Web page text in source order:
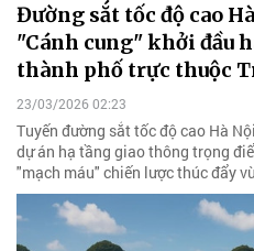
Đường sắt tốc độ cao
"Cánh cung" khởi đầu
thành phố trực thuộc
23/03/2026 02:23
Tuyến đường sắt tốc độ cao Hà
dự án hạ tầng giao thông trọng
"mạch máu" chiến lược thúc đẩy